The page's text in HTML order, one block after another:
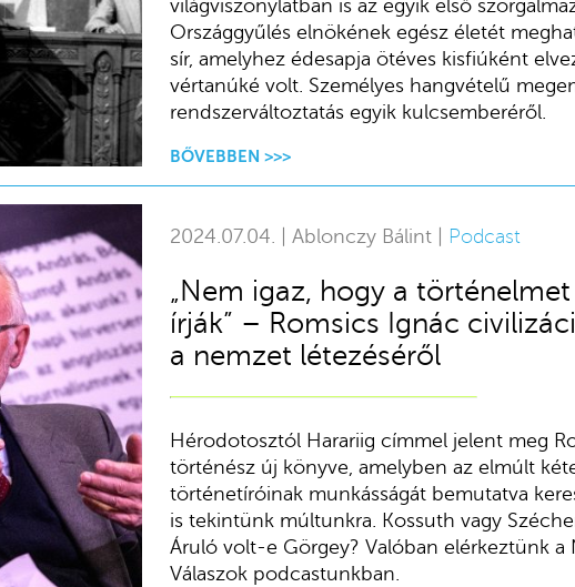
világviszonylatban is az egyik első
Országgyűlés elnökének egész életét
sír, amelyhez édesapja ötéves kisfiúként
vértanúké volt. Személyes hangvételű
rendszerváltoztatás egyik kulcsemberéről.
BŐVEBBEN >>>
2024.07.04. | Ablonczy Bálint | Podcast
„Nem igaz, hogy a
írják” – Romsics Ignác
a nemzet létezéséről
Hérodotosztól Harariig címmel jelent meg
történész új könyve, amelyben az elmúlt
történetíróinak munkásságát bemutatva
is tekintünk múltunkra. Kossuth vagy
Áruló volt-e Görgey? Valóban elérkeztünk a
Válaszok podcastunkban.